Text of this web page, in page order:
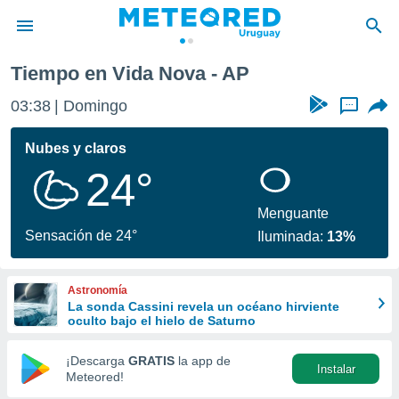
de
ha
calidad.
a este
las
y
forma
digital
basada
Tiempo en Vida Nova - AP
03:38 Domingo ...
Nubes y claros
24°
Sensación de 24°
Menguante
Iluminada: 13%
Astronomía
La sonda Cassini revela un océano hirviente
oculto bajo el hielo de Saturno
¡Descarga GRATIS la app de
Meteored!
Instalar